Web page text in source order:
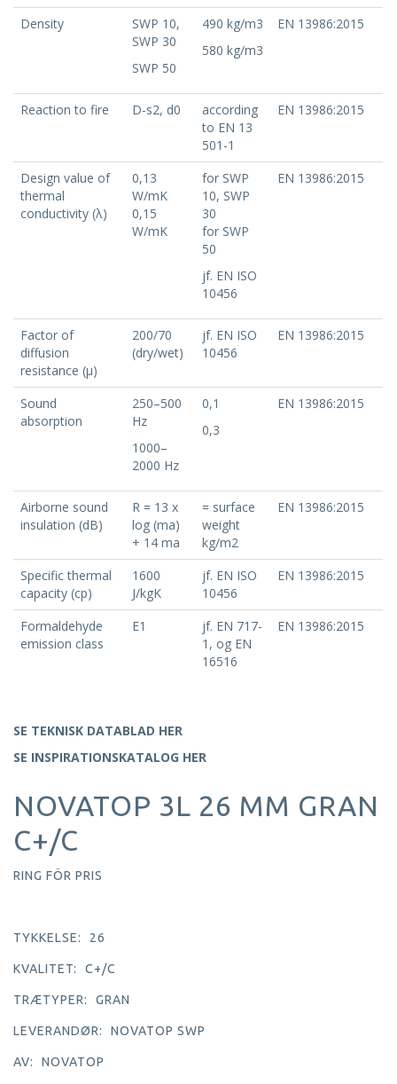
Density
SWP 10,
SWP 30
SWP 50
490 kg/m3
580 kg/m3
EN 13986:2015
Reaction to fire D-s2, d0
according
to EN 13
501-1
EN 13986:2015
Design value of
thermal
conductivity (λ)
0,13
W/mK
0,15
W/mK
for SWP
10, SWP
30
for SWP
50
jf. EN ISO
10456
EN 13986:2015
Factor of
diffusion
resistance (μ)
200/70
(dry/wet)
jf. EN ISO
10456
EN 13986:2015
Sound
absorption
250–500
Hz
1000–
2000 Hz
0,1
0,3
EN 13986:2015
Airborne sound
insulation (dB)
R = 13 x
log (ma)
+ 14 ma
= surface
weight
kg/m2
EN 13986:2015
Specific thermal
capacity (cp)
1600
J/kgK
jf. EN ISO
10456
EN 13986:2015
Formaldehyde
emission class
E1
jf. EN 717-
1, og EN
16516
EN 13986:2015
SE TEKNISK DATABLAD HER
SE INSPIRATIONSKATALOG HER
NOVATOP 3L 26 MM GRAN
C+/C
RING FÖR PRIS
TYKKELSE: 26
KVALITET: C+/C
TRÆTYPER: GRAN
LEVERANDØR: NOVATOP SWP
AV: NOVATOP